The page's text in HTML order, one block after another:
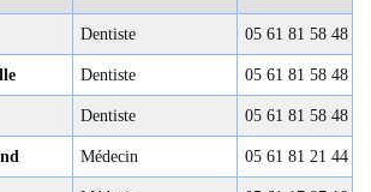
Dentiste 05 61 81 58 48
Dentiste 05 61 81 58 48
Dentiste 05 61 81 58 48
Médecin 05 61 81 21 44